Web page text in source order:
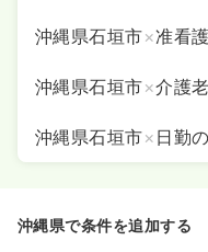
沖縄県石垣市×准看
沖縄県石垣市×介護
沖縄県石垣市× 日勤
沖縄県で条件を追加する